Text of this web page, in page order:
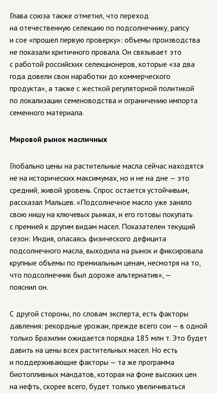
Глава союза также отметил, что переход
на отечественную селекцию по подсолнечнику, рапсу
и сое «прошел первую проверку»: объемы производства
не показали критичного провала. Он связывает это
с работой российских селекционеров, которые «за два
года довели свои наработки до коммерческого
продукта», а также с жесткой регуляторной политикой
по локализации семеноводства и ограничению импорта
семенного материала.
Мировой рынок масличных
Глобально цены на растительные масла сейчас находятся
не на исторических максимумах, но и не на дне — это
средний, живой уровень. Спрос остается устойчивым,
рассказал Мальцев. «Подсолнечное масло уже заняло
свою нишу на ключевых рынках, и его готовы покупать
с премией к другим видам масел. Показателен текущий
сезон: Индия, опасаясь физического дефицита
подсолнечного масла, выходила на рынок и фиксировала
крупные объемы по премиальным ценам, несмотря на то,
что подсолнечник был дороже альтернатив», —
пояснил он.
С другой стороны, по словам эксперта, есть факторы
давления: рекордные урожаи, прежде всего сои — в одной
только Бразилии ожидается порядка 185 млн т. Это будет
давить на цены всех растительных масел. Но есть
и поддерживающие факторы — та же программа
биотопливных мандатов, которая на фоне высоких цен
на нефть, скорее всего, будет только увеличиваться